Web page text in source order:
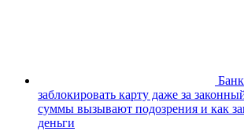
заблокировать карту даже за
суммы вызывают подозрения и как
деньги